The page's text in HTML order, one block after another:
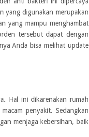
yang digunakan merupakan
yang mampu menghambat
tersebut dapat dengan
Anda bisa melihat update
Hal ini dikarenakan rumah
penyakit. Sedangkan
menjaga kebersihan, baik